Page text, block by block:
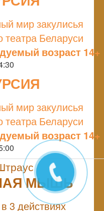
мир закулисья
театра Беларуси
возраст 14+
мир закулисья
театра Беларуси
возраст 14+
МЫШЬ
3 действиях